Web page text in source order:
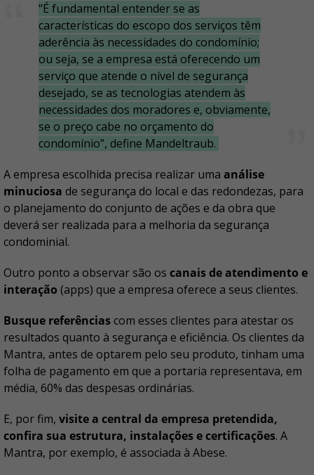
“É fundamental entender se as
características do escopo dos serviços têm
aderência às necessidades do condomínio;
ou seja, se a empresa está oferecendo um
serviço que atende o nível de segurança
desejado, se as tecnologias atendem às
necessidades dos moradores e, obviamente,
se o preço cabe no orçamento do
condomínio”, define Mandeltraub.
A empresa escolhida precisa realizar uma análise
minuciosa de segurança do local e das redondezas, para
o planejamento do conjunto de ações e da obra que
deverá ser realizada para a melhoria da segurança
condominial.
Outro ponto a observar são os canais de atendimento e
interação (apps) que a empresa oferece a seus clientes.
Busque referênciascom esses clientes para atestar os
resultados quanto à segurança e eficiência. Os clientes da
Mantra, antes de optarem pelo seu produto, tinham uma
folha de pagamento em que a portaria representava, em
média, 60% das despesas ordinárias.
E, por fim, visite a central da empresa pretendida,
confira sua estrutura, instalações e certificações. A
Mantra, por exemplo, é associada à Abese.